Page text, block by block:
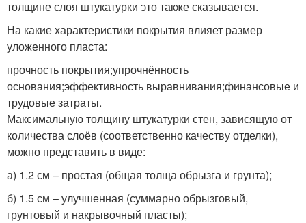
толщине слоя штукатурки это также сказывается.
На какие характеристики покрытия влияет размер
уложенного пласта:
прочность покрытия;упрочнённость
основания;эффективность выравнивания;финансовые и
трудовые затраты.
Максимальную толщину штукатурки стен, зависящую от
количества слоёв (соответственно качеству отделки),
можно представить в виде:
а) 1.2 см – простая (общая толща обрызга и грунта);
б) 1.5 см – улучшенная (суммарно обрызговый,
грунтовый и накрывочный пласты);